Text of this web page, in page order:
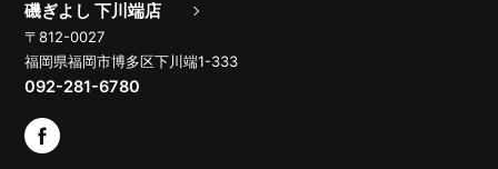
磯ぎよし 下川端店
〒812-0027
福岡県福岡市博多区下川端1-333
092-281-6780